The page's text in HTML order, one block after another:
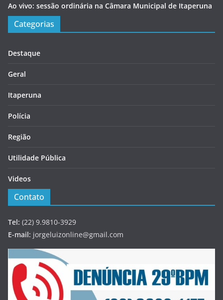
Ao vivo: sessão ordinária na Câmara Municipal de Itaperuna
Categorias
Destaque
Geral
Itaperuna
Polícia
Região
Utilidade Pública
Videos
Contato
Tel: (22) 9.9810-3929
E-mail: jorgeluizonline@gmail.com